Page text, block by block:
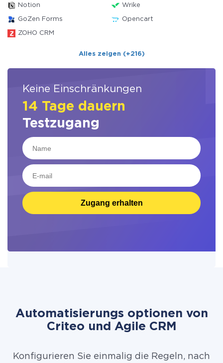
Notion Wrike
GoZen Forms Opencart
ZOHO CRM
Alles zeigen (+216)
Keine Einschränkungen
14 Tage dauern
Testzugang
Zugang erhalten
Automatisierungs optionen von
Criteo und Agile CRM
Konfigurieren Sie einmalig die Regeln, nach